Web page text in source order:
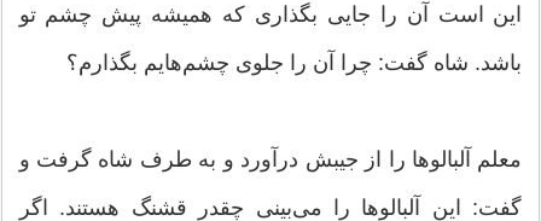
این است آن را جایی بگذاری كه همیشه پیش چشم تو
باشد. شاه گفت: چرا آن را جلوی چشم‌هایم بگذارم؟
معلم آلبالوها را از جیبش درآورد و به طرف شاه گرفت و
گفت: این آلبالوها را می‌بینی چقدر قشنگ هستند. اگر